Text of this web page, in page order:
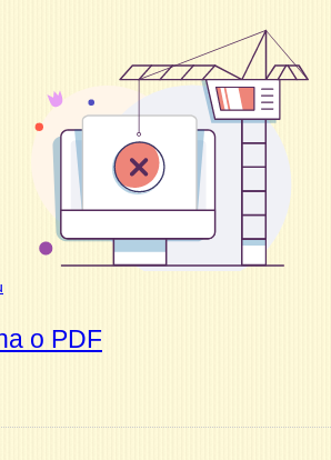
o PDF